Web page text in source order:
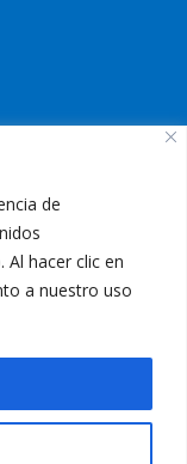
de
hacer clic en
a nuestro uso
Aquí
es indicación